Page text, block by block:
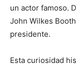
un actor famoso.
John Wilkes
presidente.
Esta curiosidad